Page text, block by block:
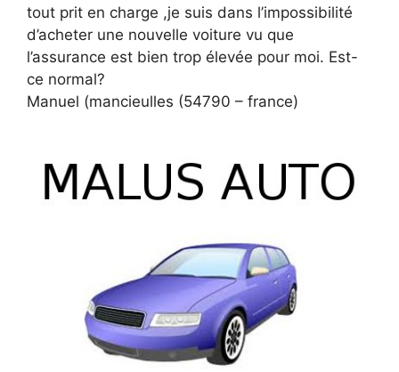
tout prit en charge ,je suis dans l’impossibilité
d’acheter une nouvelle voiture vu que
l’assurance est bien trop élevée pour moi. Est-
ce normal?
Manuel (mancieulles (54790 – france)